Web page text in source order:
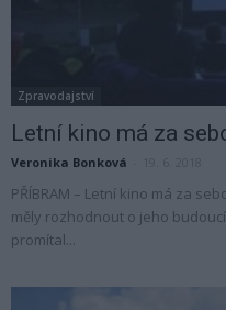
Zpravodajství
Letní kino má za
Veronika Bonková
PŘÍBRAM – Letní kino má za
měly rozhodnout o jeho
promítal...